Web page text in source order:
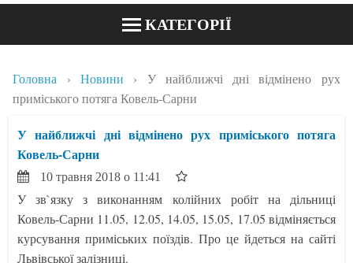
КАТЕГОРІЇ
БЛОГИ
КОНТАКТИ
Головна Новини
У найближчі дні відмінено рух
приміського потяга Ковель-Сарни
У найближчі дні відмінено рух приміського потяга
Ковель-Сарни
10 травня 2018 о 11:41
У зв`язку з виконанням колійних робіт на дільниці
Ковель-Сарни 11.05, 12.05, 14.05, 15.05, 17.05 відміняється
курсування приміських поїздів. Про це йдеться на сайті
Львівської залізниці.